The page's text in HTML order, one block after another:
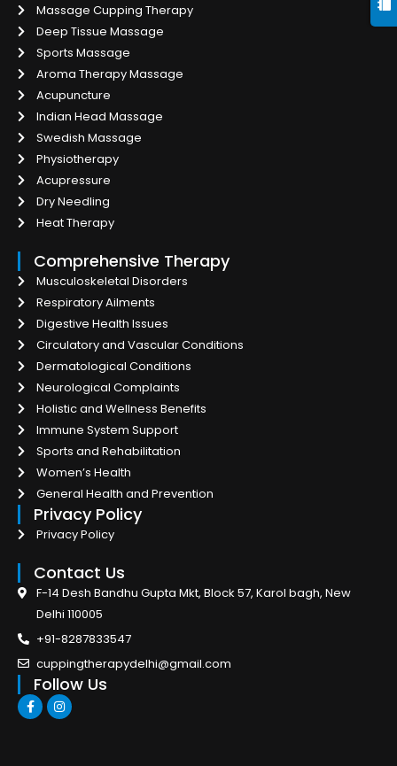
Massage Cupping Therapy
Deep Tissue Massage
Sports Massage
Aroma Therapy Massage
Acupuncture
Indian Head Massage
Swedish Massage
Physiotherapy
Acupressure
Dry Needling
Heat Therapy
Comprehensive Therapy
Musculoskeletal Disorders
Respiratory Ailments
Digestive Health Issues
Circulatory and Vascular Conditions
Dermatological Conditions
Neurological Complaints
Holistic and Wellness Benefits
Immune System Support
Sports and Rehabilitation
Women’s Health
General Health and Prevention
Privacy Policy
Privacy Policy
Contact Us
F-14 Desh Bandhu Gupta Mkt, Block 57, Karol bagh, New
Delhi 110005
+91-8287833547
cuppingtherapydelhi@gmail.com
Follow Us
F
a
c
I
n
s